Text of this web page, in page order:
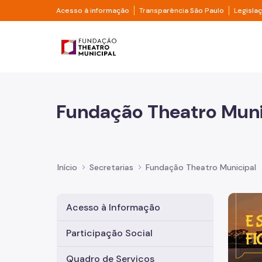
Pular para o Conteúdo principal
Acesso à informação Divisor de acesso à informação
Transparência São Paulo Divisor
Prefeitura de São
Fundação Theatro
Início Secretarias Fundação Theatro Municipal
Acesso à Informação
Participação Social
Quadro de Serviços